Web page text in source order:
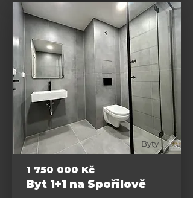
Byty
1 750 000 Kč
Byt 1+1 na Spořilově